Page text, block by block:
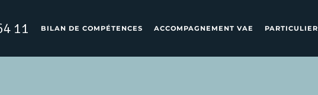
11 BILAN DE COMPÉTENCES ACCOMPAGNEMENT VAE PARTICULIER